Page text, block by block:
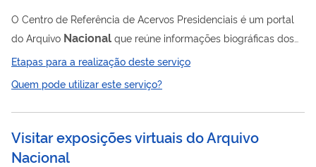
O Centro de Referência de Acervos Presidenciais é um portal
do Arquivo Nacional que reúne informações biográficas dos
ex-presidentes da República e informações sobre os acervos
privados desses ex-governantes, preservados por diversas
instituições em todo o país. Esses documentos integram o
Etapas para a realização deste serviço
Quem pode utilizar este serviço?
Visitar exposições virtuais do Arquivo
Nacional